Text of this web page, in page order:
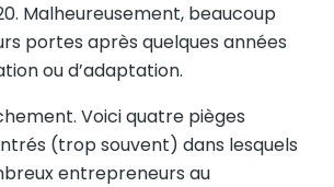
Malheureusement, beaucoup
portes après quelques années
ou d’adaptation.
Voici quatre pièges
(trop souvent) dans lesquels
entrepreneurs au